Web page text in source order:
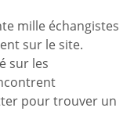
mille échangistes
sur le site.
sur les
pour trouver un